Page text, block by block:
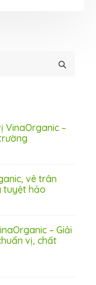
VinaOrganic –
vê trân
tuyệt hảo
– Giải
vị, chất